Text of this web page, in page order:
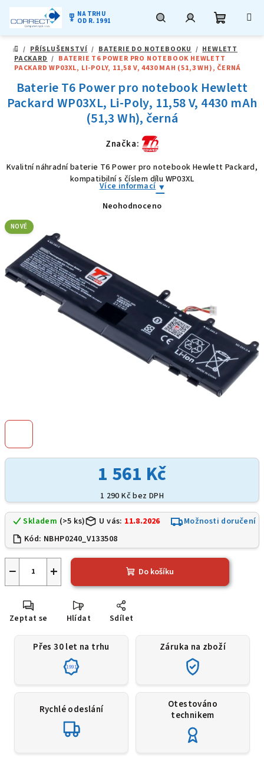
obsah
military_tech NA TRHU
OD R. 1991
košík
DOMŮ
/ PŘÍSLUŠENSTVÍ / BATERIE DO NOTEBOOKU / HEWLETT
PACKARD / BATERIE T6 POWER PRO NOTEBOOK HEWLETT
PACKARD WP03XL, LI-POLY, 11,58 V, 4430 MAH (51,3 WH), ČERNÁ
1 561 Kč
1 290 Kč bez DPH
Skladem (>5 ks) U vás: 11.8.2026
Možnosti doručení
Kód: NBHP0240_V133508
+
− Do košíku
Zeptat se Hlídat Sdílet
Baterie T6 Power pro notebook Hewlett
Packard WP03XL, Li-Poly, 11,58 V, 4430 mAh
(51,3 Wh), černá
Značka:
Kvalitní náhradní baterie T6 Power pro notebook Hewlett Packard,
kompatibilní s číslem dílu WP03XL
Více informací
Průměrné
hvězdiček.
Neohodnoceno
NOVÉ
Přes 30 let na trhu
1991
Záruka na zboží
Rychlé odeslání
Otestováno
technikem